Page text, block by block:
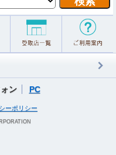
ン PC
ーポリシー